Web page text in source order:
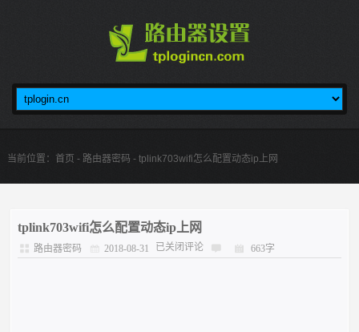
当前位置： 首页 - 路由器密码 - tplink703wifi怎么配置动态ip上网
tplink703wifi怎么配置动态ip上网
路由器密码 2018-08-31 已关闭评论 663字